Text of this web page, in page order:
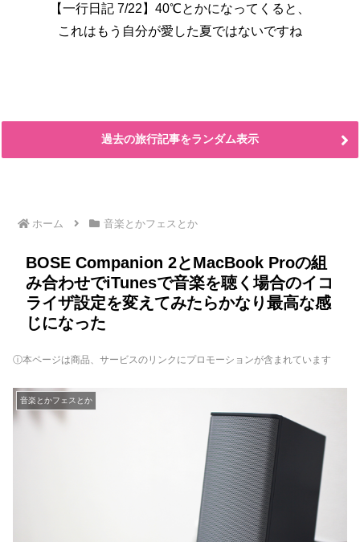
【一行日記 7/22】40℃とかになってくると、
これはもう自分が愛した夏ではないですね
過去の旅行記事をランダム表示
ホーム 音楽とかフェスとか
BOSE Companion 2とMacBook Proの組
み合わせでiTunesで音楽を聴く場合のイコ
ライザ設定を変えてみたらかなり最高な感
じになった
ⓘ本ページは商品、サービスのリンクにプロモーションが含まれています
音楽とかフェスとか